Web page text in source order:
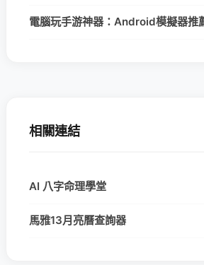
電腦玩手游神器：Android模擬器推
相關連結
AI 八字命理學堂
馬雅13月亮曆查詢器